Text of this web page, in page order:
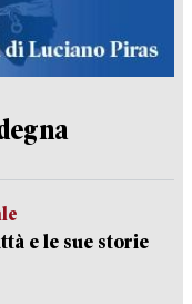
e le sue storie